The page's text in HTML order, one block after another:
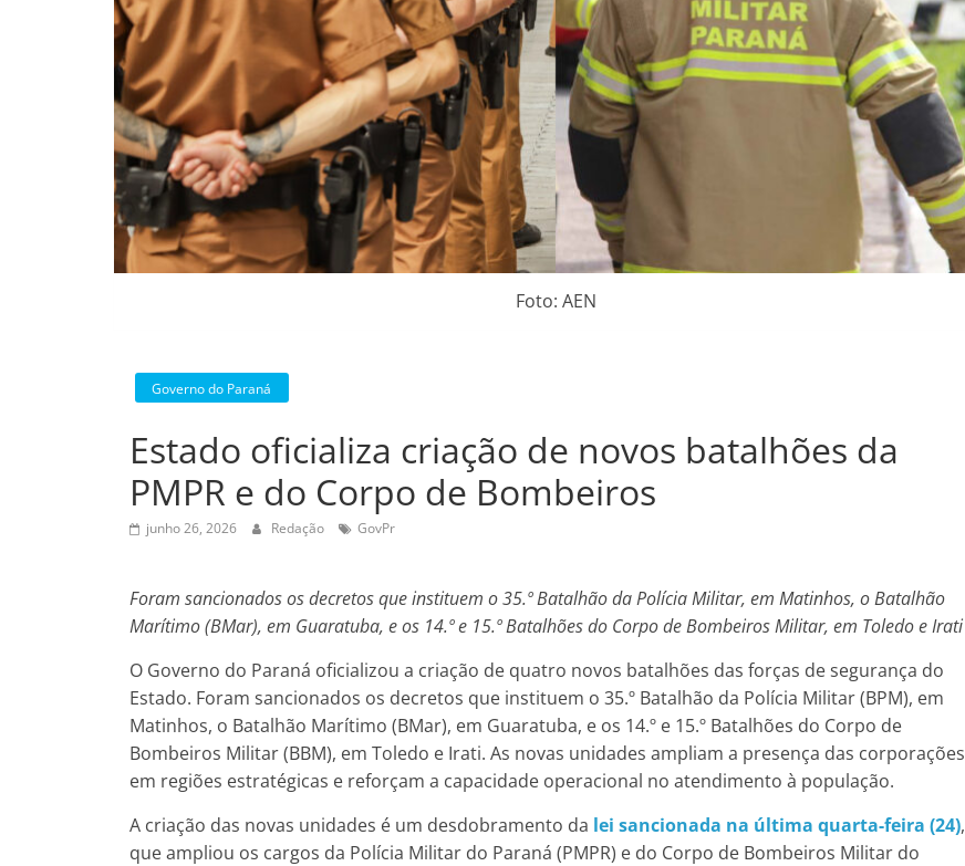
Foto: AEN
Governo do Paraná
Estado oficializa criação de novos batalhões da
PMPR e do Corpo de Bombeiros
junho 26, 2026 Redação GovPr
Foram sancionados os decretos que instituem o 35.º Batalhão da Polícia Militar, em Matinhos, o Batalhão
Marítimo (BMar), em Guaratuba, e os 14.º e 15.º Batalhões do Corpo de Bombeiros Militar, em Toledo e Irati
O Governo do Paraná oficializou a criação de quatro novos batalhões das forças de segurança do
Estado. Foram sancionados os decretos que instituem o 35.º Batalhão da Polícia Militar (BPM), em
Matinhos, o Batalhão Marítimo (BMar), em Guaratuba, e os 14.º e 15.º Batalhões do Corpo de
Bombeiros Militar (BBM), em Toledo e Irati. As novas unidades ampliam a presença das corporações
em regiões estratégicas e reforçam a capacidade operacional no atendimento à população.
A criação das novas unidades é um desdobramento da lei sancionada na última quarta-feira (24),
que ampliou os cargos da Polícia Militar do Paraná (PMPR) e do Corpo de Bombeiros Militar do